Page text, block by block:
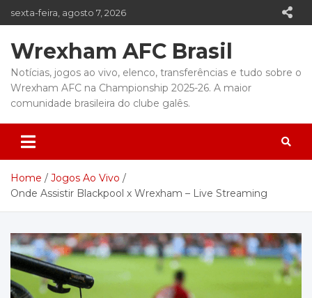
to
sexta-feira, agosto 7, 2026
Wrexham AFC Brasil
Notícias, jogos ao vivo, elenco, transferências e tudo sobre o
Wrexham AFC na Championship 2025-26. A maior
comunidade brasileira do clube galês.
Home
Jogos Ao Vivo
Onde Assistir Blackpool x Wrexham – Live Streaming